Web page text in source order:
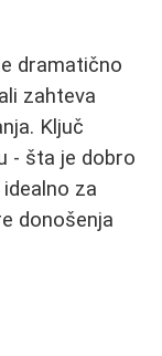
dramatično
zahteva
Ključ
- šta je dobro
za
donošenja